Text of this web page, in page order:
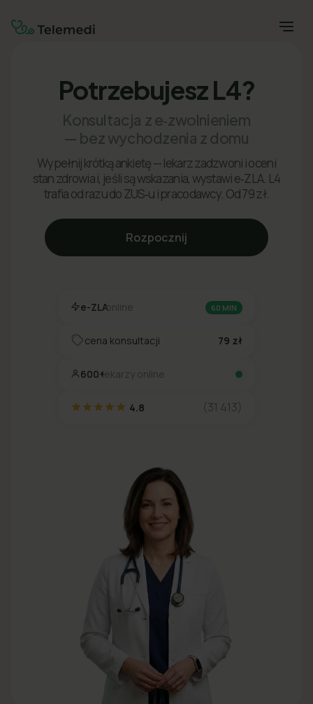
Potrzebujesz L4?
Konsultacja z e‑zwolnieniem
— bez wychodzenia z domu
Wypełnij krótką ankietę — lekarz zadzwoni i oceni
stan zdrowia i, jeśli są wskazania, wystawi e‑ZLA. L4
trafia od razu do ZUS‑u i pracodawcy. Od 79 zł.
Rozpocznij
e-ZLAonline 60 MIN
cena konsultacji 79 zł
600+lekarzy online
4.8 (31 413)